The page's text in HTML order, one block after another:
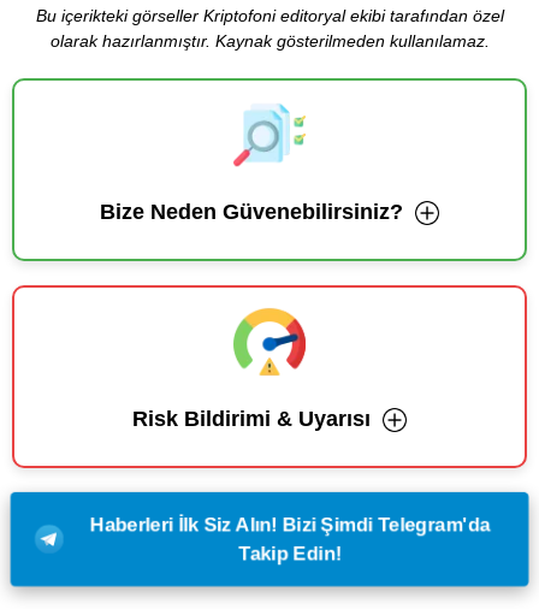
Bu içerikteki görseller Kriptofoni editoryal ekibi tarafından özel
olarak hazırlanmıştır. Kaynak gösterilmeden kullanılamaz.
Bize Neden Güvenebilirsiniz?
Risk Bildirimi & Uyarısı
Haberleri İlk Siz Alın! Bizi Şimdi Telegram'da
Takip Edin!